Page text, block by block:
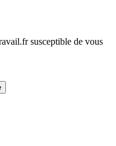
susceptible de vous